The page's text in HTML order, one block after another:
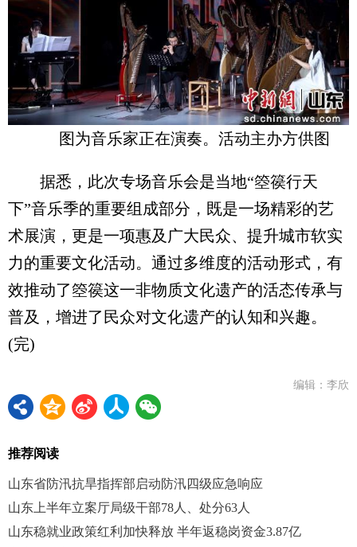
图为音乐家正在演奏。活动主办方供图
据悉，此次专场音乐会是当地“箜篌行天
下”音乐季的重要组成部分，既是一场精彩的艺
术展演，更是一项惠及广大民众、提升城市软实
力的重要文化活动。通过多维度的活动形式，有
效推动了箜篌这一非物质文化遗产的活态传承与
普及，增进了民众对文化遗产的认知和兴趣。
(完)
编辑：李欣
推荐阅读
山东省防汛抗旱指挥部启动防汛四级应急响应
山东上半年立案厅局级干部78人、处分63人
山东稳就业政策红利加快释放 半年返稳岗资金3.87亿